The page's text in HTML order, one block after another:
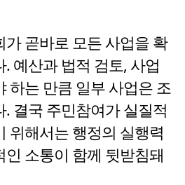
가 곧바로 모든 사업을 확
예산과 법적 검토, 사업
하는 만큼 일부 사업은 조
결국 주민참여가 실질적
위해서는 행정의 실행력
소통이 함께 뒷받침돼